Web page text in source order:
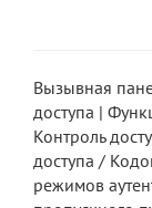
Вызывная
доступа |
Контроль
доступа /
режимов